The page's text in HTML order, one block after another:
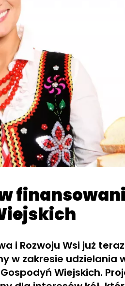
i Rozwoju Wsi już teraz
w zakresie udzielania
Wiejskich.